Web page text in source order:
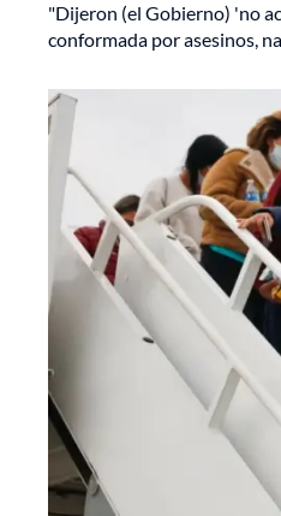
"Dijeron (el Gobierno) 'no
conformada por asesinos,